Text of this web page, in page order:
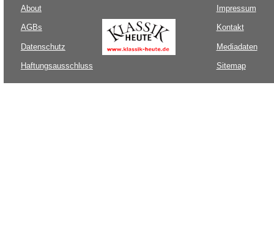
About
AGBs
Datenschutz
Haftungsausschluss
Impressum
Kontakt
Mediadaten
Sitemap